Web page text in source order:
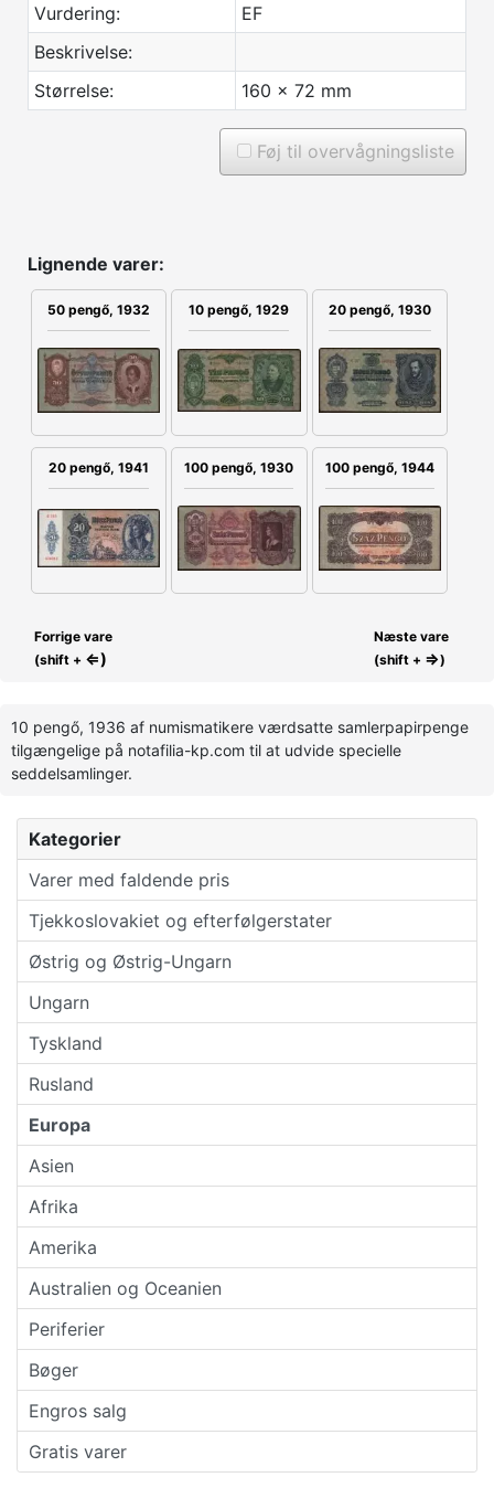
Kategorier
Varer med faldende pris
Tjekkoslovakiet og efterfølgerstater
Østrig og Østrig-Ungarn
Ungarn
Tyskland
Rusland
Europa
Asien
Afrika
Amerika
Australien og Oceanien
Periferier
Bøger
Engros salg
Gratis varer
Vurdering:
EF
Beskrivelse:
Størrelse:
160 x 72 mm
Føj til overvågningsliste
Lignende varer:
50 pengő, 1932 10 pengő, 1929 20 pengő, 1930
20 pengő, 1941 100 pengő, 1930 100 pengő, 1944
Forrige vare
(shift + ⇐)
Næste vare
(shift + ⇒)
10 pengő, 1936 af numismatikere værdsatte samlerpapirpenge
tilgængelige på notafilia-kp.com til at udvide specielle
seddelsamlinger.